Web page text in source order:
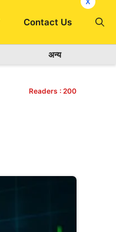
Contact Us
अन्य
Readers : 200